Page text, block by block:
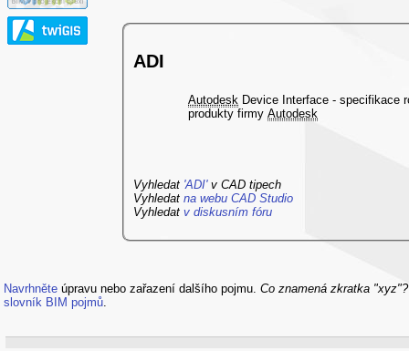
ADI
Autodesk Device Interface - specifikace
produkty firmy Autodesk
Vyhledat 'ADI'v CAD tipech
Vyhledat na webu CAD Studio
Vyhledat v diskusním fóru
Navrhněte úpravu nebo zařazení dalšího pojmu. Co znamená zkratka
slovník BIM pojmů